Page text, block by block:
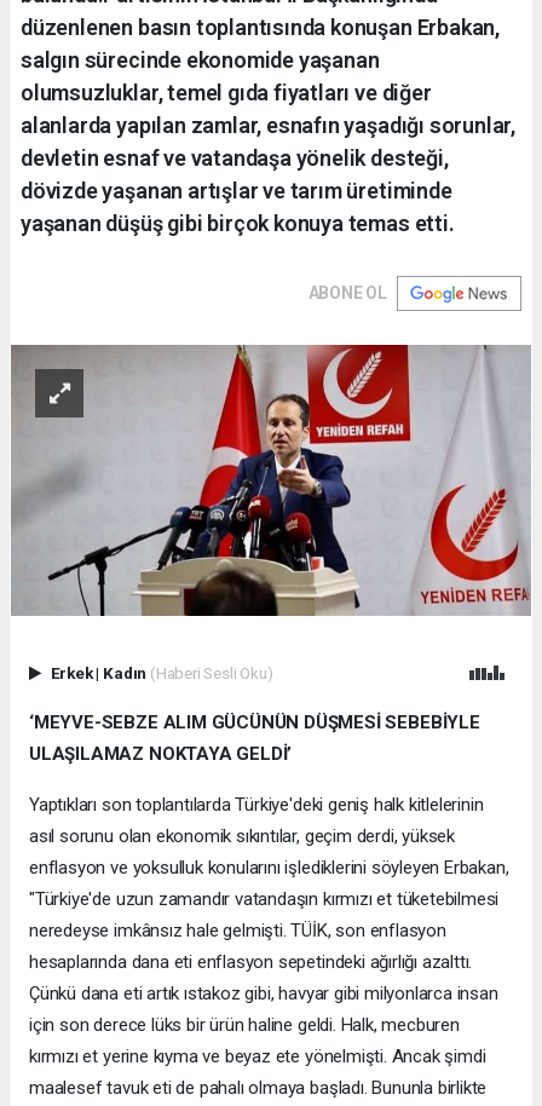
düzenlenen basın toplantısında konuşan Erbakan,
salgın sürecinde ekonomide yaşanan
olumsuzluklar, temel gıda fiyatları ve diğer
alanlarda yapılan zamlar, esnafın yaşadığı sorunlar,
devletin esnaf ve vatandaşa yönelik desteği,
dövizde yaşanan artışlar ve tarım üretiminde
yaşanan düşüş gibi birçok konuya temas etti.
ABONE OL
Erkek| Kadın (Haberi Sesli Oku)
‘MEYVE-SEBZE ALIM GÜCÜNÜN DÜŞMESİ SEBEBİYLE
ULAŞILAMAZ NOKTAYA GELDİ’
Yaptıkları son toplantılarda Türkiye'deki geniş halk kitlelerinin
asıl sorunu olan ekonomik sıkıntılar, geçim derdi, yüksek
enflasyon ve yoksulluk konularını işlediklerini söyleyen Erbakan,
"Türkiye'de uzun zamandır vatandaşın kırmızı et tüketebilmesi
neredeyse imkânsız hale gelmişti. TÜİK, son enflasyon
hesaplarında dana eti enflasyon sepetindeki ağırlığı azalttı.
Çünkü dana eti artık ıstakoz gibi, havyar gibi milyonlarca insan
için son derece lüks bir ürün haline geldi. Halk, mecburen
kırmızı et yerine kıyma ve beyaz ete yönelmişti. Ancak şimdi
maalesef tavuk eti de pahalı olmaya başladı. Bununla birlikte